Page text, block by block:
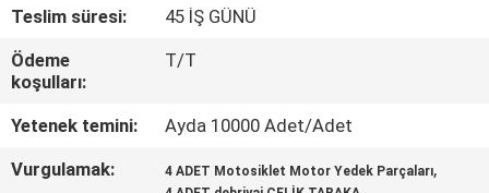
HABERLER
BIR
İSTE
Teslim süresi:
45 İŞ GÜNÜ
Ödeme
koşulları:
T/T
Yetenek temini:
Ayda 10000 Adet/Adet
Vurgulamak:
4 ADET Motosiklet Motor Yedek Parçaları,